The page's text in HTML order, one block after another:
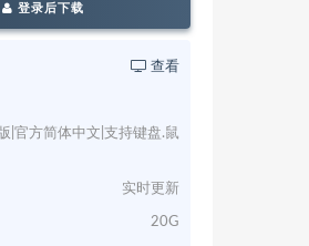
登录后下载
查看
|官方简体中文|支持键盘.鼠
实时更新
20G